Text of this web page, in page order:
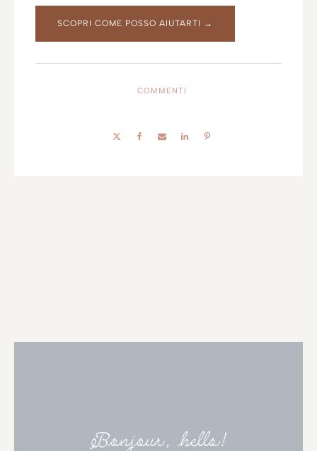
SCOPRI COME POSSO AIUTARTI →
COMMENTI
Bonjour, hello!